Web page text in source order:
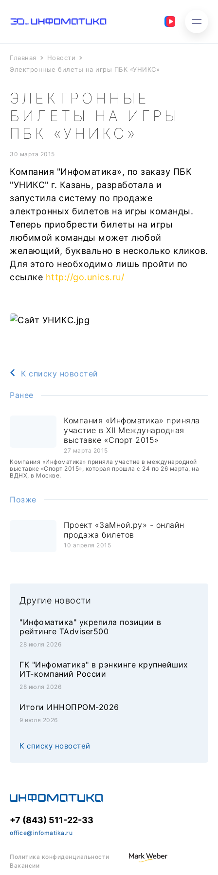
Главная
Новости
Электронные билеты на игры ПБК «УНИКС»
ЭЛЕКТРОННЫЕ
БИЛЕТЫ НА ИГРЫ
ПБК «УНИКС»
30 марта 2015
Компания "Инфоматика», по заказу ПБК
"УНИКС" г. Казань, разработала и
запустила систему по продаже
электронных билетов на игры команды.
Теперь приобрести билеты на игры
любимой команды может любой
желающий, буквально в несколько кликов.
Для этого необходимо лишь пройти по
ссылке http://go.unics.ru/
К списку новостей
Ранее
Компания «Инфоматика» приняла
участие в XII Международная
выставке «Спорт 2015»
27 марта 2015
Компания «Инфоматика» приняла участие в международной
выставке «Спорт 2015», которая прошла с 24 по 26 марта, на
ВДНХ, в Москве.
Позже
Проект «ЗаМной.ру» - онлайн
продажа билетов
10 апреля 2015
Другие новости
"Инфоматика" укрепила позиции в
рейтинге TAdviser500
28 июля 2026
ГК "Инфоматика" в рэнкинге крупнейших
ИТ-компаний России
28 июля 2026
Итоги ИННОПРОМ-2026
9 июля 2026
К списку новостей
+7 (843) 511-22-33
office@infomatika.ru
Политика конфиденциальности
Вакансии